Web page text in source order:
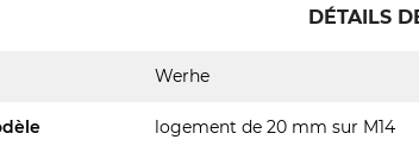
DÉTAILS
Werhe
logement de 20 mm sur M14